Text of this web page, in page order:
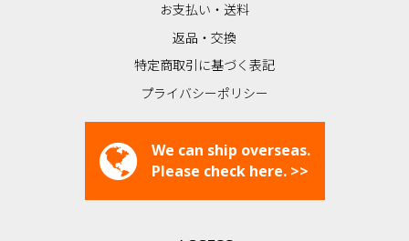
お支払い・送料
返品・交換
特定商取引に基づく表記
プライバシーポリシー
We can ship overseas.
Please check here. >>